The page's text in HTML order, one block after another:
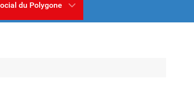
du Polygone